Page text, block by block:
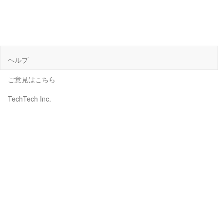
ヘルプ
ご意見はこちら
TechTech Inc.